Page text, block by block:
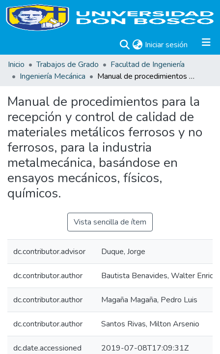
Iniciar sesión (current)
Inicio
Trabajos de Grado
Facultad de Ingeniería
Ingeniería Mecánica
Manual de procedimientos para la recepción y control de calidad de materiales metálicos ferrosos y no ferrosos, para la industria metalmecánica, basándose en ensayos mecánicos, físicos, químicos.
Manual de procedimientos para la
recepción y control de calidad de
materiales metálicos ferrosos y no
ferrosos, para la industria
metalmecánica, basándose en
ensayos mecánicos, físicos,
químicos.
Vista sencilla de ítem
dc.contributor.advisor Duque, Jorge
dc.contributor.author Bautista Benavides, Walter
dc.contributor.author Magaña Magaña, Pedro Luis
dc.contributor.author Santos Rivas, Milton Arsenio
dc.date.accessioned 2019-07-08T17:09:31Z